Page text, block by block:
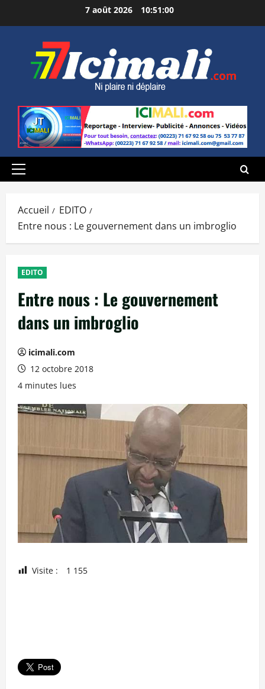
au
7 août 2026 10:51:01
Menu
Accueil
EDITO
Entre nous : Le gouvernement dans un imbroglio
EDITO
Entre nous : Le gouvernement
dans un imbroglio
icimali.com
12 octobre 2018
4 minutes lues
Visite : 1 155